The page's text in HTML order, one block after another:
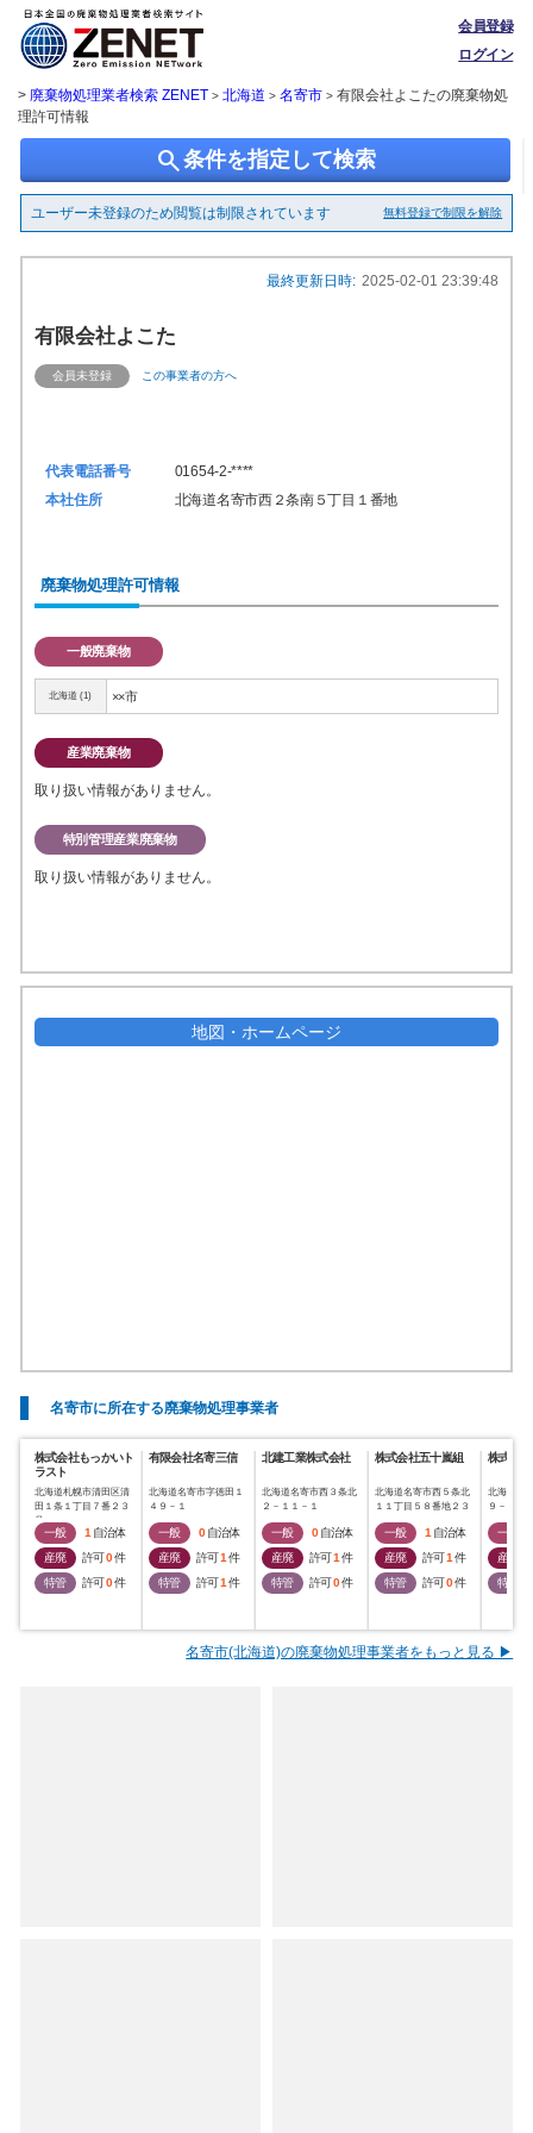
会員登録
ログイン
> 廃棄物処理業者検索 ZENET > 北海道 > 名寄市> 有限会社よこたの廃棄物処
理許可情報
search条件を指定して検索
ユーザー未登録のため閲覧は制限されています 無料登録で制限を解除
最終更新日時: 2025-02-01 23:39:48
有限会社よこた
会員未登録 この事業者の方へ
代表電話番号
01654-2-****
本社住所
北海道名寄市西２条南５丁目１番地
廃棄物処理許可情報
一般廃棄物
北海道 (1) ××市
産業廃棄物
取り扱い情報がありません。
特別管理産業廃棄物
取り扱い情報がありません。
地図・ホームページ
名寄市に所在する廃棄物処理事業者
株式会社もっかいト
ラスト
北海道札幌市清田区清
田１条１丁目７番２３
号
一般 1 自治体
産廃
許可0件
特管
許可0件
有限会社名寄三信
北海道名寄市字徳田１
４９－１
一般 0 自治体
産廃
許可1 件
特管
許可1 件
北建工業株式会社
北海道名寄市西３条北
２－１１－１
一般 0 自治体
産廃
許可1 件
特管
許可0件
株式会社五十嵐組
北海道名寄市西５条北
１１丁目５８番地２３
一般 1 自治体
産廃
許可1 件
特管
許可0件
株式会
北海道名
９－４８
一般
産廃
特管
名寄市(北海道)の廃棄物処理事業者をもっと見る ▶